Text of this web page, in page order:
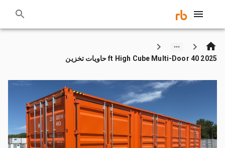
2025 40 ft High Cube Multi-Door حاويات تخزين